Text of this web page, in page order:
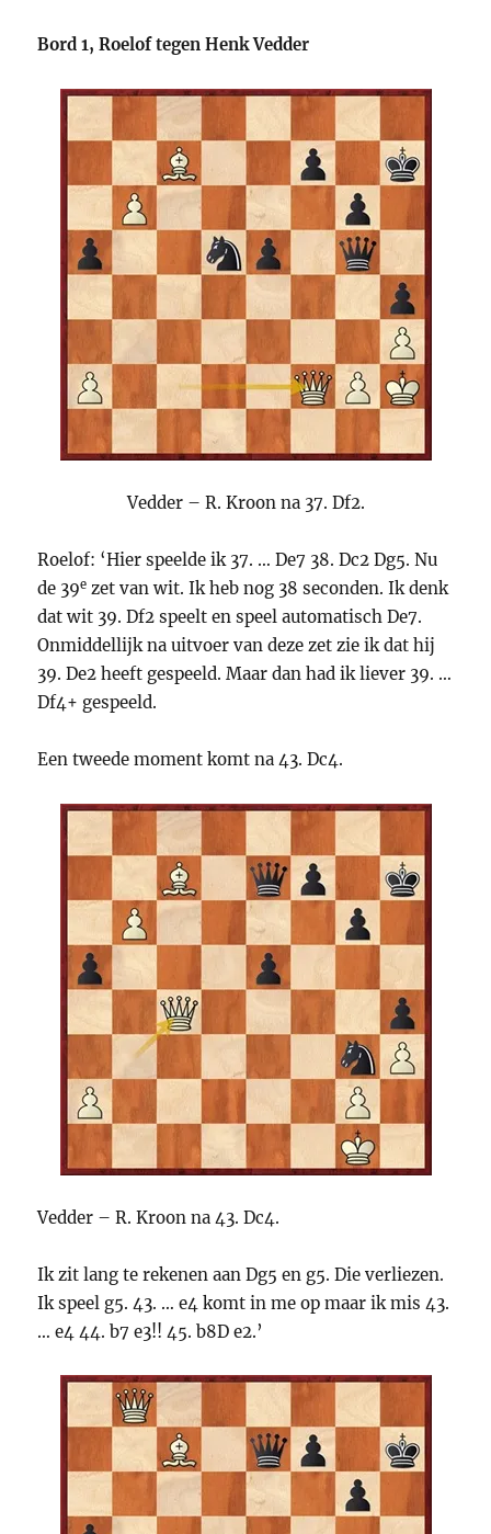
Bord 1, Roelof tegen Henk Vedder
Vedder – R. Kroon na 37. Df2.
Roelof: ‘Hier speelde ik 37. … De7 38. Dc2 Dg5. Nu
de 39e zet van wit. Ik heb nog 38 seconden. Ik denk
dat wit 39. Df2 speelt en speel automatisch De7.
Onmiddellijk na uitvoer van deze zet zie ik dat hij
39. De2 heeft gespeeld. Maar dan had ik liever 39. …
Df4+ gespeeld.
Een tweede moment komt na 43. Dc4.
Vedder – R. Kroon na 43. Dc4.
Ik zit lang te rekenen aan Dg5 en g5. Die verliezen.
Ik speel g5. 43. … e4 komt in me op maar ik mis 43.
… e4 44. b7 e3!! 45. b8D e2.’